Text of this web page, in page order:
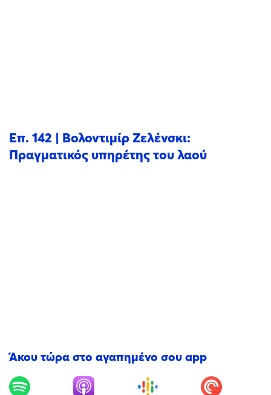
Επ. 142 | Βολοντιμίρ Ζελένσκι:
Πραγματικός υπηρέτης του λαού
Άκου τώρα στο αγαπημένο σου app